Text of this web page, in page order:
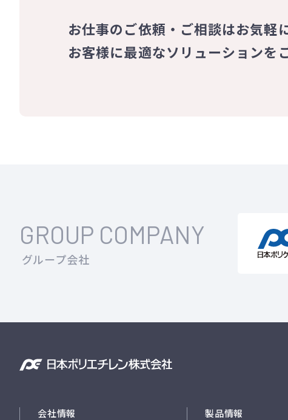
お仕事のご依頼・ご相談はお気軽
お客様に最適なソリューションを
GROUP COMPANY
グループ会社
会社情報 製品情報